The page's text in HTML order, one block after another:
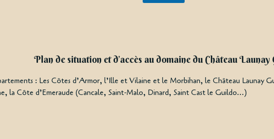
e
Plan de situation et d’accès au domaine du Château Launay
: Les Côtes d’Armor, l’Ille et Vilaine et le Morbihan, le Château Launay
la Côte d’Emeraude (Cancale, Saint-Malo, Dinard, Saint Cast le Guildo…)